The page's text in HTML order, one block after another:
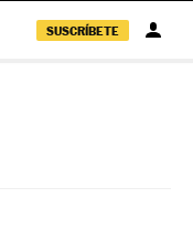
SUSCRÍBETE